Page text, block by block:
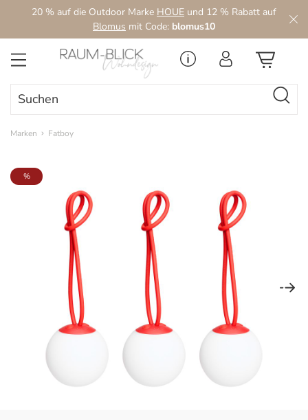
Zum Hauptinhalt springen
20 % auf die Outdoor Marke HOUE und 12 % Rabatt auf
Blomus mit Code: blomus10
Marken Fatboy
Bildergalerie überspringen
%